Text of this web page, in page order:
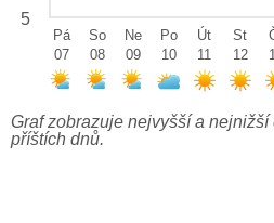
5
Pá
07
So
08
Ne
09
Po
10
Út
11
St
12
Graf zobrazuje nejvyšší a
příštích dnů.